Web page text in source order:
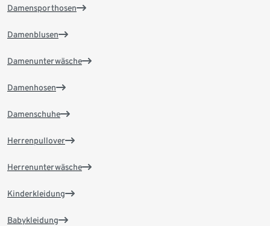
Damensporthosen
Damenblusen
Damenunterwäsche
Damenhosen
Damenschuhe
Herrenpullover
Herrenunterwäsche
Kinderkleidung
Babykleidung